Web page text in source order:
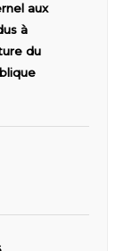
aux
à
du